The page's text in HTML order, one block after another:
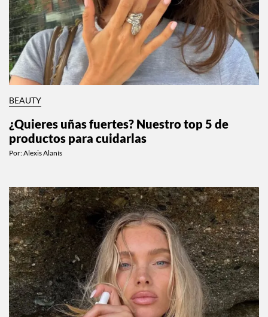
BEAUTY
¿Quieres uñas fuertes? Nuestro top 5 de
productos para cuidarlas
Por:Alexis Alanís